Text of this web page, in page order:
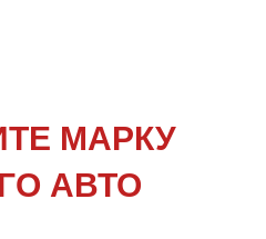
МАРКУ
АВТО